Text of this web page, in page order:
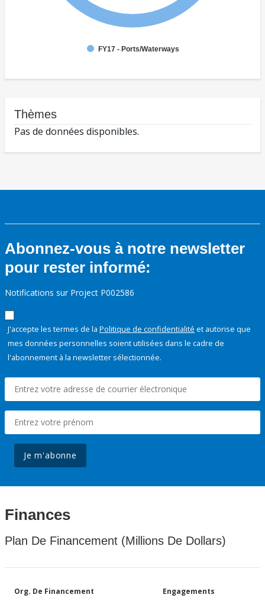
FY17 - Ports/Waterways
Thèmes
Pas de données disponibles.
Abonnez-vous à notre newsletter
pour rester informé:
Notifications sur Project P002586
J'accepte les termes de la Politique de confidentialité et autorise que
mes données personnelles soient utilisées dans le cadre de
l'abonnement à la newsletter sélectionnée.
Je m'abonne
Finances
Plan De Financement (Millions De Dollars)
Org. De Financement Engagements